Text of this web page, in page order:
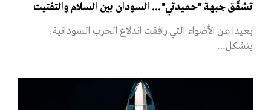
تشقُّق جبهة "حميدتي"... السودان بين السلام والتفتيت
بعيدا عن الأضواء التي رافقت اندلاع الحرب السودانية،
يتشكل…